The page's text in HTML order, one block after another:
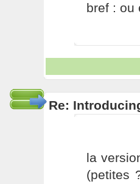
bref : ou
Re:
la
(petites